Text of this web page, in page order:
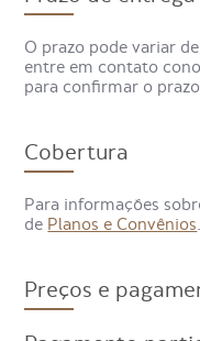
imagens.
Como é o
Ressonância
O prazo pode variar
entre em contato
para confirmar o prazo.
Cobertura
Para informações
de Planos e Convênios
Preços e